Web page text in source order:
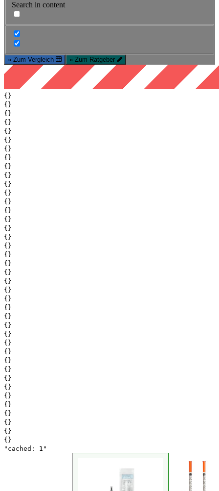
Search in content
» Zum Vergleich » Zum Ratgeber
{}
{}
{}
{}
{}
{}
{}
{}
{}
{}
{}
{}
{}
{}
{}
{}
{}
{}
{}
{}
{}
{}
{}
{}
{}
{}
{}
{}
{}
{}
{}
{}
{}
{}
{}
{}
{}
{}
{}
{}
"cached: 1"